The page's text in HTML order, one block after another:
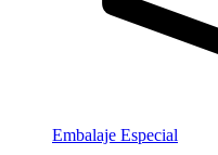
Embalaje Especial